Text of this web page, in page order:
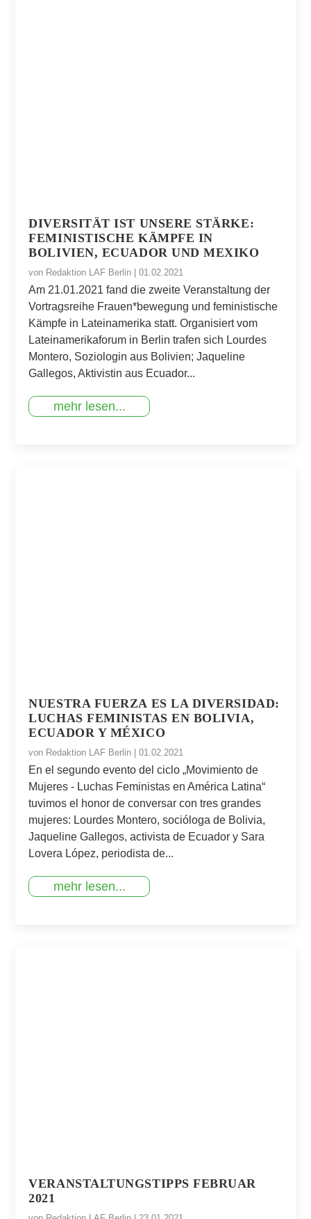
DIVERSITÄT IST UNSERE STÄRKE:
FEMINISTISCHE KÄMPFE IN
BOLIVIEN, ECUADOR UND MEXIKO
von Redaktion LAF Berlin |01.02.2021
Am 21.01.2021 fand die zweite Veranstaltung der
Vortragsreihe Frauen*bewegung und feministische
Kämpfe in Lateinamerika statt. Organisiert vom
Lateinamerikaforum in Berlin trafen sich Lourdes
Montero, Soziologin aus Bolivien; Jaqueline
Gallegos, Aktivistin aus Ecuador...
mehr lesen...
NUESTRA FUERZA ES LA DIVERSIDAD:
LUCHAS FEMINISTAS EN BOLIVIA,
ECUADOR Y MÉXICO
von Redaktion LAF Berlin |01.02.2021
En el segundo evento del ciclo „Movimiento de
Mujeres - Luchas Feministas en América Latina“
tuvimos el honor de conversar con tres grandes
mujeres: Lourdes Montero, socióloga de Bolivia,
Jaqueline Gallegos, activista de Ecuador y Sara
Lovera López, periodista de...
mehr lesen...
VERANSTALTUNGSTIPPS FEBRUAR
2021